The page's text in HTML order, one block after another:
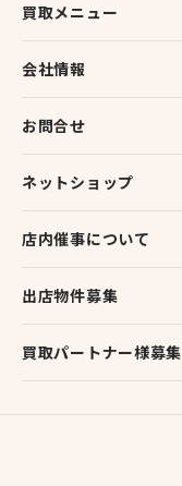
買取メニュー
会社情報
お問合せ
ネットショップ
店内催事について
出店物件募集
買取パートナー様募集